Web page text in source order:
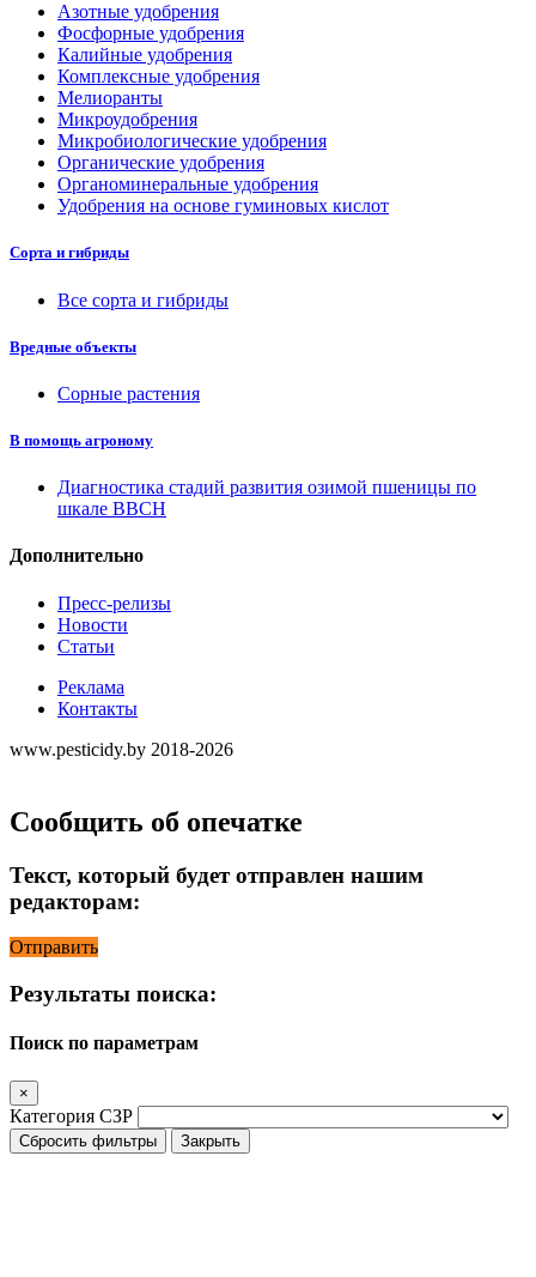
Азотные удобрения
Фосфорные удобрения
Калийные удобрения
Комплексные удобрения
Мелиоранты
Микроудобрения
Микробиологические удобрения
Органические удобрения
Органоминеральные удобрения
Удобрения на основе гуминовых кислот
Сорта и гибриды
Все сорта и гибриды
Вредные объекты
Сорные растения
В помощь агроному
Диагностика стадий развития озимой пшеницы по
шкале ВВСН
Дополнительно
Пресс-релизы
Новости
Статьи
Реклама
Контакты
www.pesticidy.by 2018-2026
Сообщить об опечатке
Текст, который будет отправлен нашим
редакторам:
Отправить
Результаты поиска:
Поиск по параметрам
×
Категория СЗР
Сбросить фильтры Закрыть